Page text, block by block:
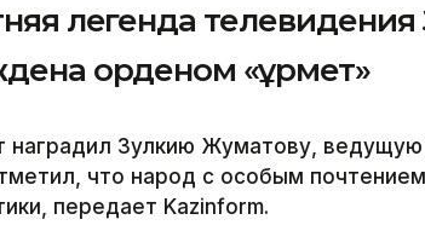
легенда
орденом «Құрмет»
наградил Зулкию Жуматову,
что народ с особым
передает Kazinform.